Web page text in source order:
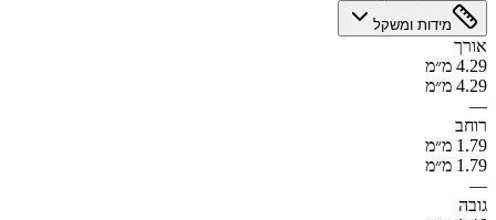
מידות ומשקל
אורך
4.29 מ״מ
4.29 מ״מ
—
רוחב
1.79 מ״מ
1.79 מ״מ
—
גובה